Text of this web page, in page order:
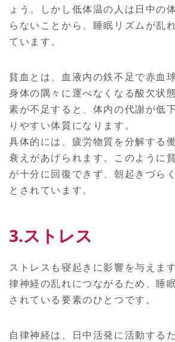
ょう。しかし低体温の人は日中の
らないことから、睡眠リズムが乱
ています。
貧血とは、血液内の鉄不足で赤血
身体の隅々に運べなくなる酸欠状
素が不足すると、体内の代謝が低
りやすい体質になります。
具体的には、疲労物質を分解する
衰えがあげられます。このように
が十分に回復できず、朝起きづら
とされています。
3.ストレス
ストレスも寝起きに影響を与えま
律神経の乱れにつながるため、睡
されている要素のひとつです。
自律神経は、日中活発に活動する